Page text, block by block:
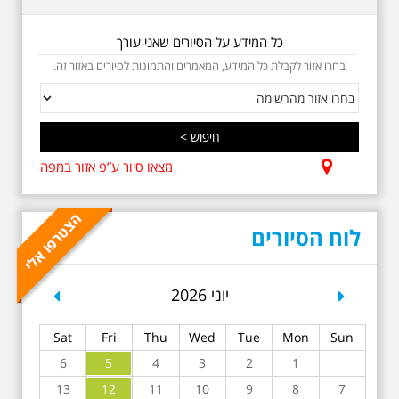
הסיור ליד קברו בבית הקברות
5.6.2026 שישי בשעה
שנים לפטירתו של אריק.
אריק איינשטיין סיור
מיוחד בעקבות חייו
ושיריוו - עטור מצחך זהב
מחייו של אריק איינשטיין -
תוצרת הארץ בשעה
10:00
סיור באחדים מתחנותיו של אריק
איינשטיין בתל-אביב. החל ממקום
ילדותו, דרך המקומות שהזכיר בשיריו.
כל המידע על הסיורים שאני עורך
בחרו אזור לקבלת כל המידע, המאמרים והתמונות לסיורים באזור זה.
מצאו סיור ע”פ אזור במפה
לוח הסיורים
יוני 2026
Sun
Mon
Tue
Wed
Thu
Fri
Sat
1
2
3
4
5
6
7
8
9
10
11
12
13
Next